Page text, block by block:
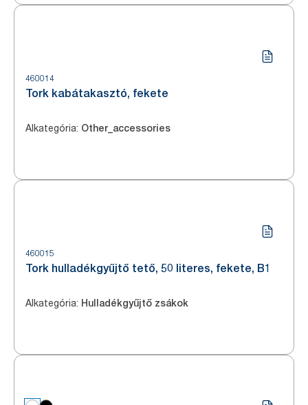
460014
Tork kabátakasztó, fekete
Alkategória: Other_accessories
460015
Tork hulladékgyűjtő tető, 50 literes, fekete, B1
Alkategória: Hulladékgyűjtő zsákok